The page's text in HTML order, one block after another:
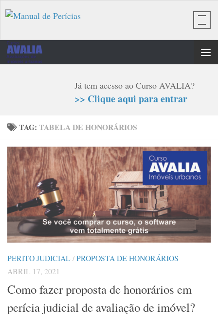
Skip to content
Já tem acesso ao Curso AVALIA?
>> Clique aqui para entrar
TAG: TABELA DE HONORÁRIOS
PERITO JUDICIAL/PROPOSTA DE HONORÁRIOS
ABRIL 17, 2021
Como fazer proposta de honorários em
perícia judicial de avaliação de imóvel?